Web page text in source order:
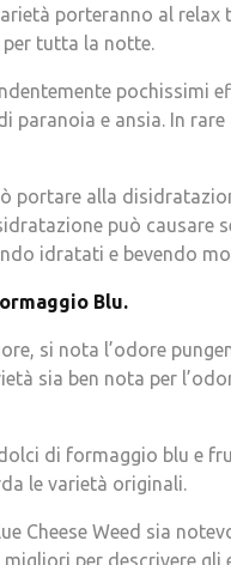
porteranno al relax
tutta la notte.
pochissimi
paranoia e ansia. In
portare alla
può causare
idratati e bevendo
Blu.
si nota l’odore
sia ben nota per
di formaggio blu e
le varietà originali.
Cheese Weed sia
per descrivere